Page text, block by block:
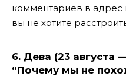
комментариев в адрес
вы не хотите
6. Дева (23 августа
“Почему мы не